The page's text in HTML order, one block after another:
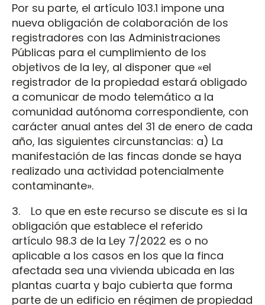
Por su parte, el artículo 103.1 impone una
nueva obligación de colaboración de los
registradores con las Administraciones
Públicas para el cumplimiento de los
objetivos de la ley, al disponer que «el
registrador de la propiedad estará obligado
a comunicar de modo telemático a la
comunidad autónoma correspondiente, con
carácter anual antes del 31 de enero de cada
año, las siguientes circunstancias: a) La
manifestación de las fincas donde se haya
realizado una actividad potencialmente
contaminante».
3. Lo que en este recurso se discute es si la
obligación que establece el referido
artículo 98.3 de la Ley 7/2022 es o no
aplicable a los casos en los que la finca
afectada sea una vivienda ubicada en las
plantas cuarta y bajo cubierta que forma
parte de un edificio en régimen de propiedad